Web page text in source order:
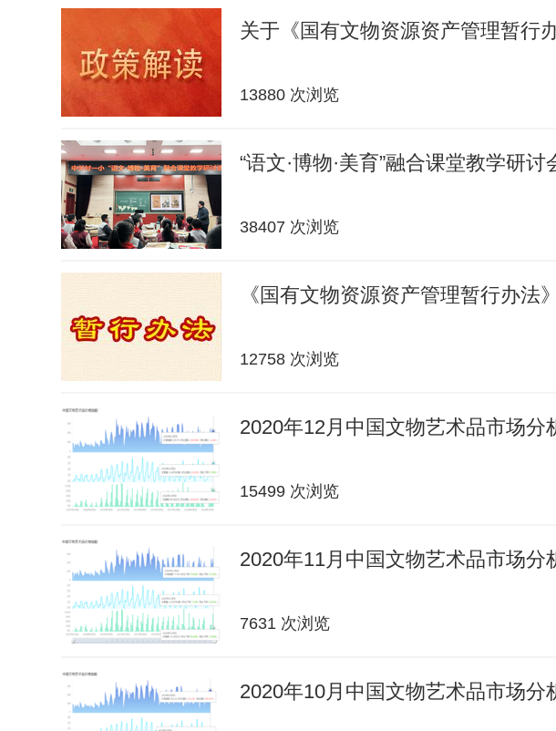
关于《国有文物资源资产管理暂行
13880 次浏览
“语文·博物·美育”融合课堂教学研
38407 次浏览
《国有文物资源资产管理暂行办法》
12758 次浏览
2020年12月中国文物艺术品市场分
15499 次浏览
2020年11月中国文物艺术品市场分
7631 次浏览
2020年10月中国文物艺术品市场分